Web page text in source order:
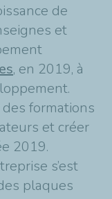
de
et
, en 2019, à
formations
et créer
2019.
s’est
plaques